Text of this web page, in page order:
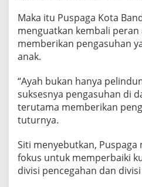
Maka itu Puspaga Kota
menguatkan kembali peran
memberikan pengasuhan
anak.
“Ayah bukan hanya
suksesnya pengasuhan di
terutama memberikan
tuturnya.
Siti menyebutkan,
fokus untuk memperbaiki
divisi pencegahan dan